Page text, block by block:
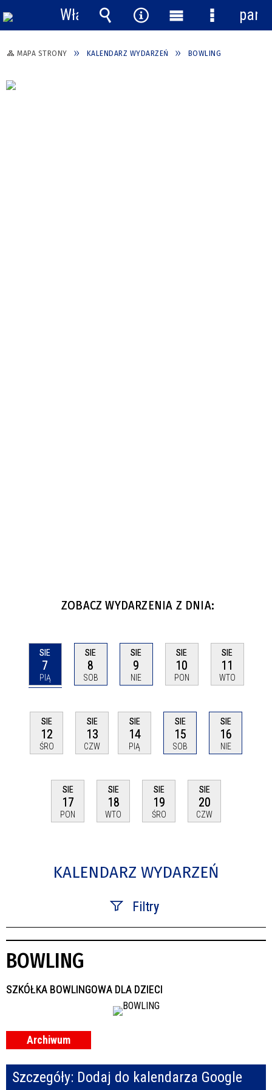
MAPA STRONY KALENDARZ WYDARZEŃ BOWLING
ZOBACZ WYDARZENIA Z DNIA:
SIE
7
PIĄ
SIE
8
SOB
SIE
9
NIE
SIE
10
PON
SIE
11
WTO
SIE
12
ŚRO
SIE
13
CZW
SIE
14
PIĄ
SIE
15
SOB
SIE
16
NIE
SIE
17
PON
SIE
18
WTO
SIE
19
ŚRO
SIE
20
CZW
KALENDARZ WYDARZEŃ
Filtry
Trwające w zakresie
Organizator
BOWLING
SZKÓŁKA BOWLINGOWA DLA DZIECI
Archiwum
Szczegóły: Dodaj do kalendarza Google
Włącz
powiadomienia
Wyszukiwarka
Narzędzia
Menu
główne
Menu
panel